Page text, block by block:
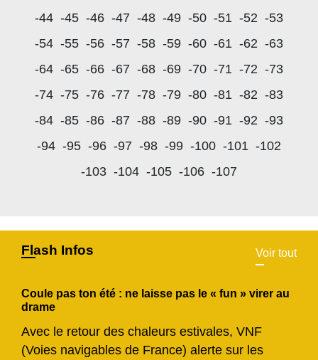
-44 -45 -46 -47 -48 -49 -50 -51 -52 -53
-54 -55 -56 -57 -58 -59 -60 -61 -62 -63
-64 -65 -66 -67 -68 -69 -70 -71 -72 -73
-74 -75 -76 -77 -78 -79 -80 -81 -82 -83
-84 -85 -86 -87 -88 -89 -90 -91 -92 -93
-94 -95 -96 -97 -98 -99 -100 -101 -102
-103 -104 -105 -106 -107
Flash Infos Voir tout
Coule pas ton été : ne laisse pas le « fun » virer au
drame
Avec le retour des chaleurs estivales, VNF
(Voies navigables de France) alerte sur les